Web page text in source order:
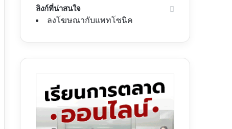
ลิงก์ที่น่าสนใจ
ลงโฆษณากับแพทโซนิค